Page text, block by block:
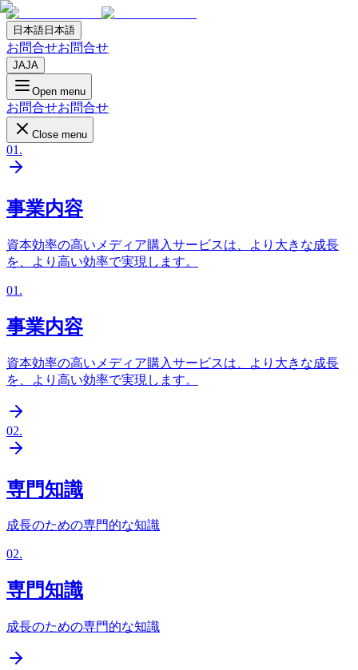
日本語 日本語
お問合せお問合せ
JAJA
Open menu
お問合せお問合せ
Close menu
01 .
事業内容
資本効率の高いメディア購入サービスは、より大きな成長
を、より高い効率で実現します。
01 .
事業内容
資本効率の高いメディア購入サービスは、より大きな成長
を、より高い効率で実現します。
02.
専門知識
成長のための専門的な知識
02.
専門知識
成長のための専門的な知識